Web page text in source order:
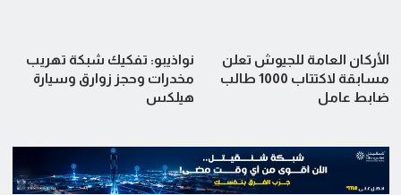
الأركان العامة للجيوش تعلن
مسابقة لاكتتاب 1000 طالب
ضابط عامل
نواذيبو: تفكيك شبكة تهريب
مخدرات وحجز زوارق وسيارة
هيلكس